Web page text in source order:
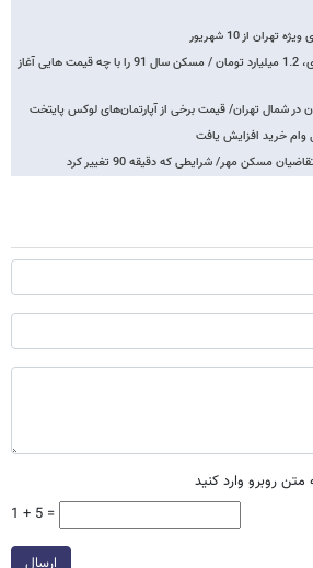
از 10 شهریور
یک آپارتمان 100 متری، 1.2 میلیارد تومان / مسکن سال 91 را با چه قیمت هایی آغاز
شمال تهران/ قیمت برخی از آپارتمان‌های لوکس پایتخت
خرید افزایش یافت
مسکن مهر/ شرایطی که دقیقه 90 تغییر کرد
روبرو وارد کنید
1 + 5 =